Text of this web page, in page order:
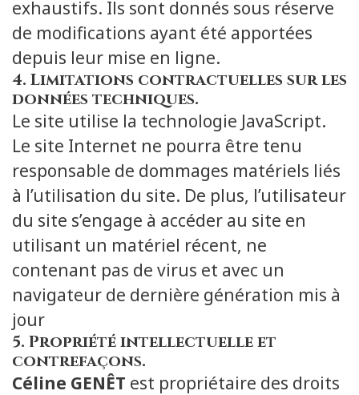
exhaustifs. Ils sont donnés sous réserve
de modifications ayant été apportées
depuis leur mise en ligne.
4. Limitations contractuelles sur les
données techniques.
Le site utilise la technologie JavaScript.
Le site Internet ne pourra être tenu
responsable de dommages matériels liés
à l’utilisation du site. De plus, l’utilisateur
du site s’engage à accéder au site en
utilisant un matériel récent, ne
contenant pas de virus et avec un
navigateur de dernière génération mis à
jour
5. Propriété intellectuelle et
contrefaçons.
Céline GENÊT est propriétaire des droits